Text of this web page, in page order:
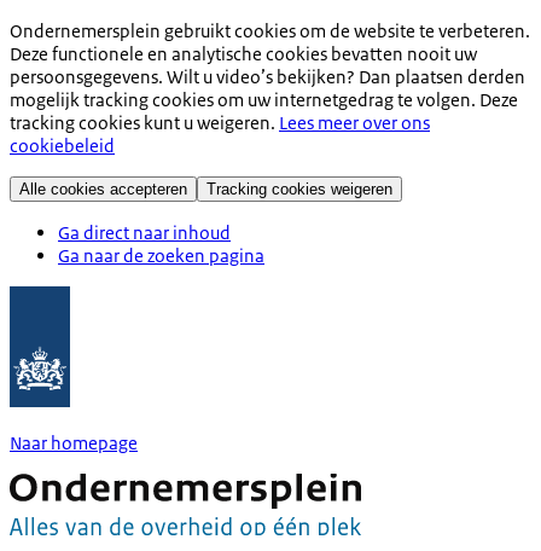
Ondernemersplein gebruikt cookies om de website te verbeteren.
Deze functionele en analytische cookies bevatten nooit uw
persoonsgegevens. Wilt u video’s bekijken? Dan plaatsen derden
mogelijk tracking cookies om uw internetgedrag te volgen. Deze
tracking cookies kunt u weigeren. Lees meer over ons
cookiebeleid
Alle cookies accepteren Tracking cookies weigeren
Ga direct naar inhoud
Ga naar de zoeken pagina
Naar homepage